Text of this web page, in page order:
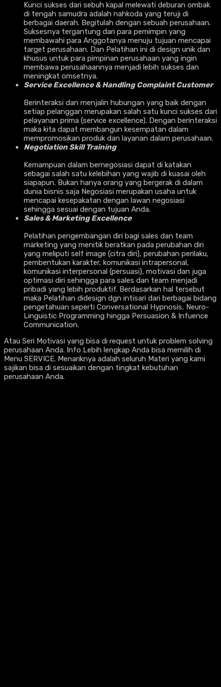
Kunci sukses dari sebuh kapal melewati deburan ombak
di tengah samudra adalah nahkoda yang teruji di
berbagai daerah. Begitulah dengan sebuah perusahaan.
Suksesnya tergantung dari para pemimpin yang
membawahi para Anggotanya menuju tujuan mencapai
target perusahaan. Dan Pelatihan ini di design unik dan
khusus untuk para pimpinan perusahaan yang ingin
membawa perusahaannya menjadi lebih sukses dan
meningkat omsetnya.
Service Excellence & Handling Complaint Customer
Berinteraksi dan menjalin hubungan yang baik dengan
setiap pelanggan merupakan salah satu kunci sukses dari
pelayanan prima (service excellence). Dengan berinteraksi
maka kita dapat membangun kesempatan dalam
mempromosikan produk dan layanan dalam perusahaan.
Negotiation Skill Training
Kemampuan dalam bernegosiasi dapat di katakan
sebagai salah satu kelebihan yang wajib di kuasai oleh
siapapun. Bukan hanya orang yang bergerak di dalam
dunia bisnis saja Negosiasi merupakan usaha untuk
mencapai kesepakatan dengan lawan negosiasi
sehingga sesuai dengan tujuan Anda.
Sales & Marketing Excellence
Pelatihan pengembangan diri bagi sales dan team
marketing yang menitik beratkan pada perubahan diri
yang meliputi self image (citra diri), perubahan perilaku,
pembentukan karakter, komunikasi intrapersonal,
komunikasi interpersonal (persuasi), motivasi dan juga
optimasi diri sehingga para sales dan team menjadi
pribadi yang lebih produktif. Berdasarkan hal tersebut
maka Pelatihan didesign dgn intisari dari berbagai bidang
pengetahuan seperti Conversational Hypnosis, Neuro-
Linguistic Programming hingga Persuasion & Infuence
Communication.
Atau Seri Motivasi yang bisa di request untuk problem solving
perusahaan Anda. Info Lebih lengkap Anda bisa memilih di
Menu SERVICE. Menariknya adalah seluruh Materi yang kami
sajikan bisa di sesuaikan dengan tingkat kebutuhan
perusahaan Anda.